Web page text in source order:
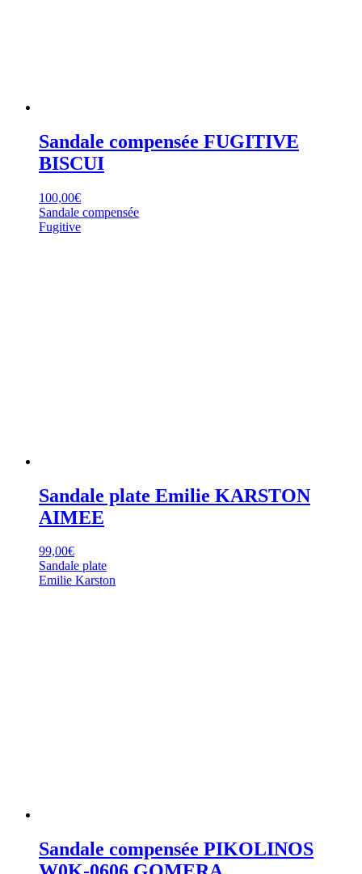
Sandale compensée FUGITIVE
BISCUI
100,00€
Sandale compensée
Fugitive
Sandale plate Emilie KARSTON
AIMEE
99,00€
Sandale plate
Emilie Karston
Sandale compensée PIKOLINOS